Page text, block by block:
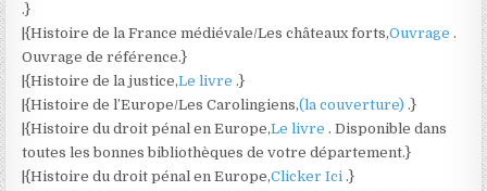
.}
|{Histoire de la France médiévale/Les châteaux forts,Ouvrage.
Ouvrage de référence.}
|{Histoire de la justice,Le livre.}
|{Histoire de l’Europe/Les Carolingiens,(la couverture).}
|{Histoire du droit pénal en Europe,Le livre. Disponible dans
toutes les bonnes bibliothèques de votre département.}
|{Histoire du droit pénal en Europe,Clicker Ici.}